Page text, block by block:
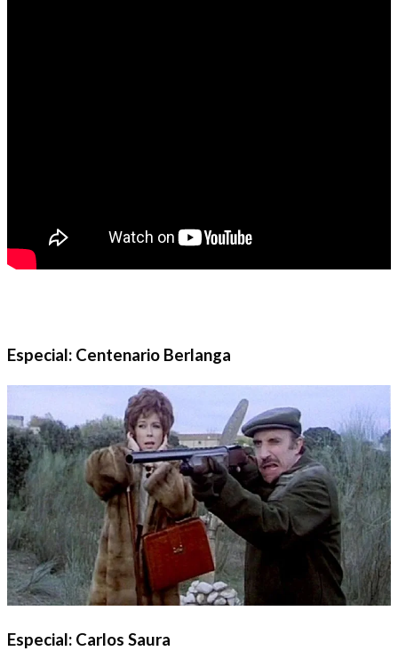
Especial: Centenario Berlanga
Especial: Carlos Saura